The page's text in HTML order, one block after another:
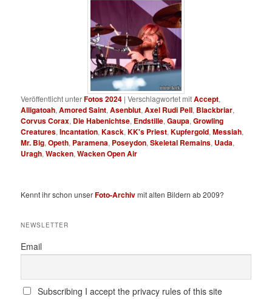
Veröffentlicht unterFotos 2024 |Verschlagwortet mitAccept,
Alligatoah,Amored Saint,Asenblut,Axel Rudi Pell, Blackbriar,
Corvus Corax, Die Habenichtse, Endstille,Gaupa,Growling
Creatures,Incantation,Kasck,KK's Priest,Kupfergold,Messiah,
Mr. Big,Opeth, Paramena, Poseydon,Skeletal Remains, Uada,
Uragh,Wacken,Wacken Open Air
Kennt ihr schon unserFoto-Archivmit alten Bildern ab 2009?
NEWSLETTER
Email
Subscribing I accept the privacy rules of this site